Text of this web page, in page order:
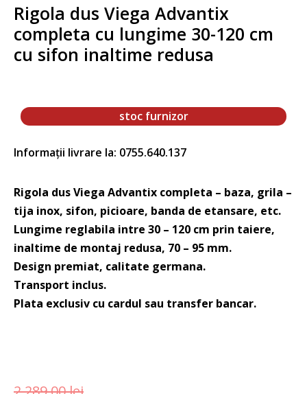
Rigola dus Viega Advantix
completa cu lungime 30-120 cm
cu sifon inaltime redusa
stoc furnizor
Informații livrare la: 0755.640.137
Rigola dus Viega Advantix completa – baza, grila –
tija inox, sifon, picioare, banda de etansare, etc.
Lungime reglabila intre 30 – 120 cm prin taiere,
inaltime de montaj redusa, 70 – 95 mm.
Design premiat, calitate germana.
Transport inclus.
Plata exclusiv cu cardul sau transfer bancar.